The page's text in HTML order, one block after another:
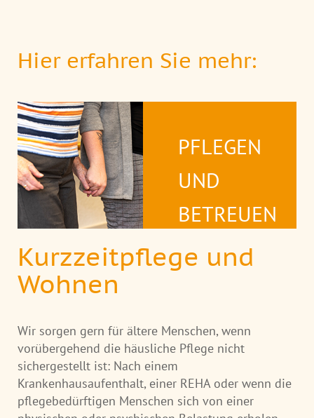
Hier erfahren Sie mehr:
PFLEGEN
UND
BETREUEN
Kurzzeitpflege und
Wohnen
Wir sorgen gern für ältere Menschen, wenn
vorübergehend die häusliche Pflege nicht
sichergestellt ist: Nach einem
Krankenhausaufenthalt, einer REHA oder wenn die
pflegebedürftigen Menschen sich von einer